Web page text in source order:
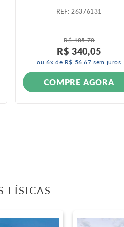
:26376131
R$ 485,78
R$ 340,05
ou6x de R$ 56 ,67 sem juros
COMPRE AGORA
FÍSICAS